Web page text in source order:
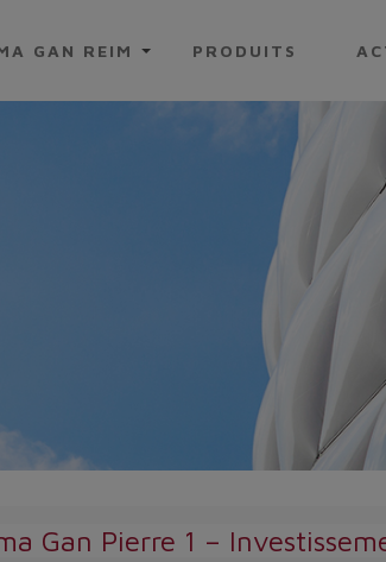
GAN REIM PRODUITS
Gan Pierre 1 –